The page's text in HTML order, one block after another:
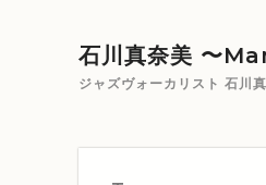
石川真奈美 〜
ジャズヴォーカリスト 石川